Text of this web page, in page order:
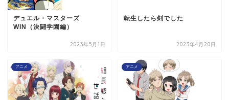
デュエル・マスターズ
WIN（決闘学園編）
2023年5月1日
転生したら剣でした
2023年4月20日
アニメ アニメ